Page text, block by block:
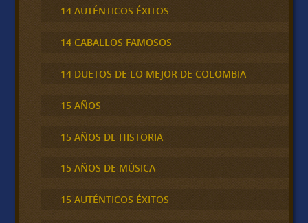
14 AUTÉNTICOS ÉXITOS
14 CABALLOS FAMOSOS
14 DUETOS DE LO MEJOR DE COLOMBIA
15 AÑOS
15 AÑOS DE HISTORIA
15 AÑOS DE MÚSICA
15 AUTÉNTICOS ÉXITOS